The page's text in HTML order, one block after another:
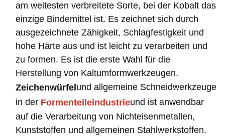
am weitesten verbreitete Sorte, bei der Kobalt das
einzige Bindemittel ist. Es zeichnet sich durch
ausgezeichnete Zähigkeit, Schlagfestigkeit und
hohe Härte aus und ist leicht zu verarbeiten und
zu formen. Es ist die erste Wahl für die
Herstellung von Kaltumformwerkzeugen.
Zeichenwürfel und allgemeine Schneidwerkzeuge
in der Formenteileindustrieund ist anwendbar
auf die Verarbeitung von Nichteisenmetallen,
Kunststoffen und allgemeinen Stahlwerkstoffen.